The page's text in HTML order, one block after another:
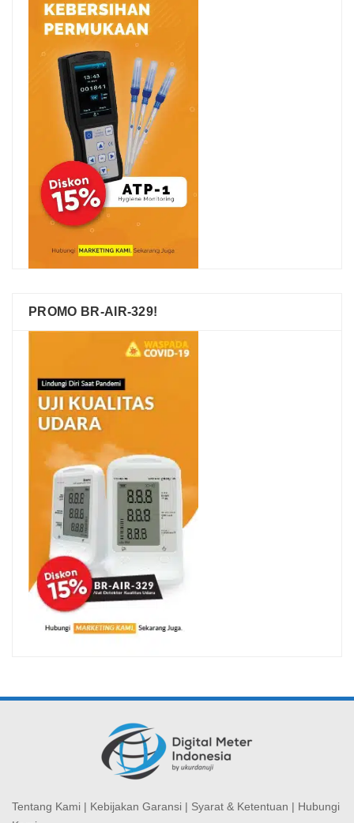
PROMO BR-AIR-329!
Tentang Kami | Kebijakan Garansi | Syarat & Ketentuan | Hubungi